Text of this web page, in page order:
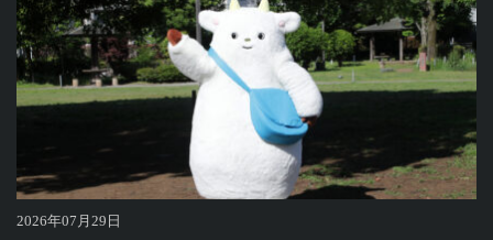
2026年07月29日